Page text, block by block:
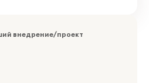
внедрение/проект